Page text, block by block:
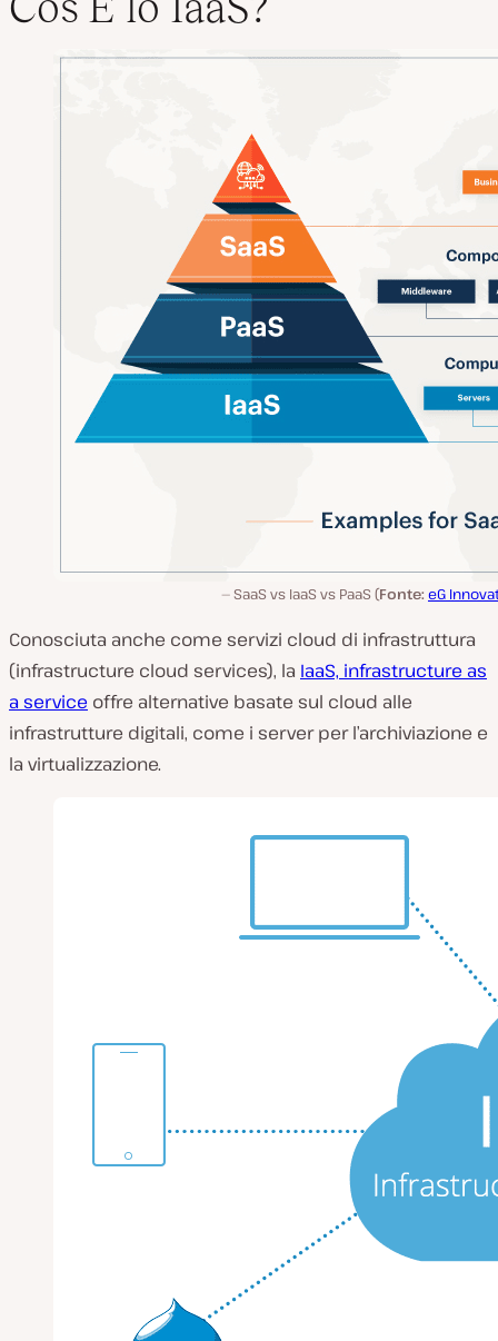
SaaS vs IaaS vs PaaS (Fonte: eG
Conosciuta anche come servizi cloud di infrastruttura
(infrastructure cloud services), la IaaS, infrastructure as
a service offre alternative basate sul cloud alle
infrastrutture digitali, come i server per l’archiviazione e
la virtualizzazione.